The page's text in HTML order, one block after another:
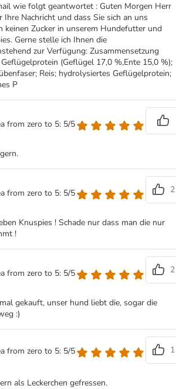
wie folgt geantwortet : Guten Morgen Herr
Ihre Nachricht und dass Sie sich an uns
keinen Zucker in unserem Hundefutter und
Gerne stelle ich Ihnen die
zur Verfügung: Zusammensetzung
(Geflügel 17,0 %,Ente 15,0 %);
Reis; hydrolysiertes Geflügelprotein;
P
from zero to 5: 5/5
from zero to 5: 5/5
2
Knuspies ! Schade nur dass man die nur
!
from zero to 5: 5/5
2
gekauft, unser hund liebt die, sogar die
:)
from zero to 5: 5/5
1
als Leckerchen gefressen.